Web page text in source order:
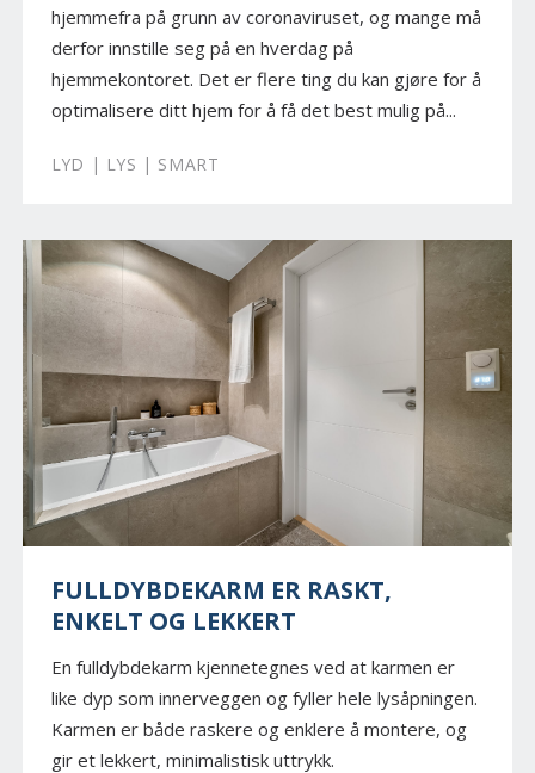
hjemmefra på grunn av coronaviruset, og mange må
derfor innstille seg på en hverdag på
hjemmekontoret. Det er flere ting du kan gjøre for å
optimalisere ditt hjem for å få det best mulig på...
LYD | LYS | SMART
FULLDYBDEKARM ER RASKT,
ENKELT OG LEKKERT
En fulldybdekarm kjennetegnes ved at karmen er
like dyp som innerveggen og fyller hele lysåpningen.
Karmen er både raskere og enklere å montere, og
gir et lekkert, minimalistisk uttrykk.